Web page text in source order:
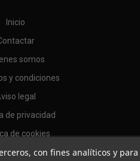
Inicio
somos
y condiciones
legal
de privacidad
de cookies
con fines analíticos y